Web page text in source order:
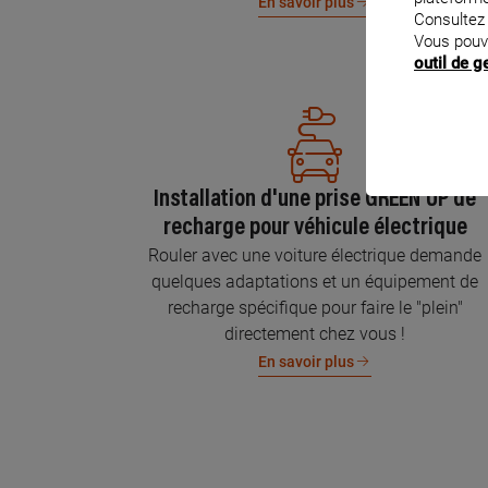
Installation d'une prise GREEN'UP de
recharge pour véhicule électrique
Rouler avec une voiture électrique demande
quelques adaptations et un équipement de
recharge spécifique pour faire le "plein"
directement chez vous !
En savoir plus
Vous
outil de